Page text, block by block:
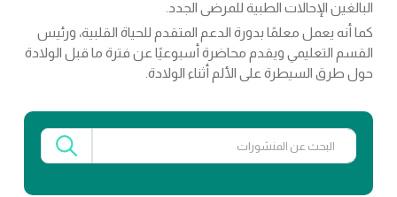
البالغين الإحالات الطبية للمرضى الجدد.
كما أنه يعمل معلمًا بدورة الدعم المتقدم للحياة القلبية، ورئيس
القسم التعليمي ويقدم محاضرة أسبوعيًا عن فترة ما قبل الولادة
حول طرق السيطرة على الألم أثناء الولادة.